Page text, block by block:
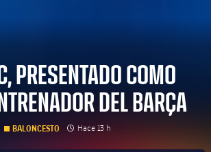
PRESENTADO COMO
DEL BARÇA
BALONCESTO clock
Fecha de publicación
Hace 13 h